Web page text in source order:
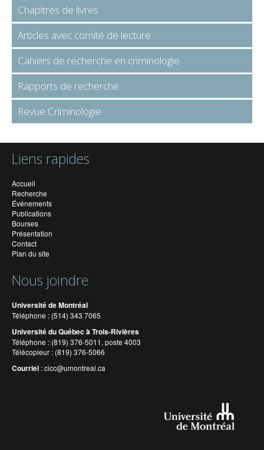
Chapitres de livres
Articles avec comité de lecture
Cahiers de recherche en criminologie
Rapports de recherche
Revue Criminologie
Liens rapides
Accueil
Recherche
Événements
Publications
Bourses
Présentation
Contact
Plan du site
Nous joindre
Université de Montréal
Téléphone : (514) 343 7065
Université du Québec à Trois-Rivières
Téléphone : (819) 376-5011, poste 4003
Télécopieur : (819) 376-5066
Courriel :cicc@umontreal.ca